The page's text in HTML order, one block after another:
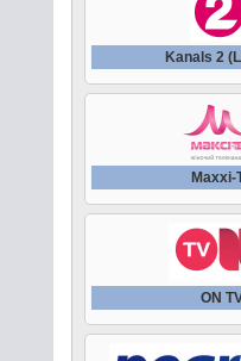
Kanals 2
Maxxi-
ON